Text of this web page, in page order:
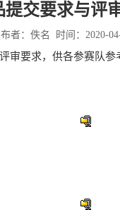
交要求与评
者：佚名 时间：2020-
审要求，供各参赛队参